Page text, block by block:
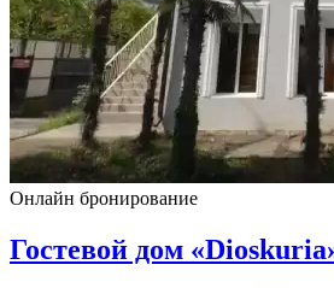
Онлайн бронирование
Гостевой дом